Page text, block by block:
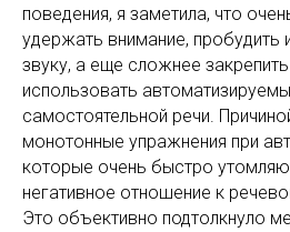
поведения, я заметила, что
удержать внимание, пробудить
звуку, а еще сложнее
использовать
самостоятельной речи.
монотонные упражнения при
которые очень быстро
негативное отношение к
Это объективно подтолкнуло